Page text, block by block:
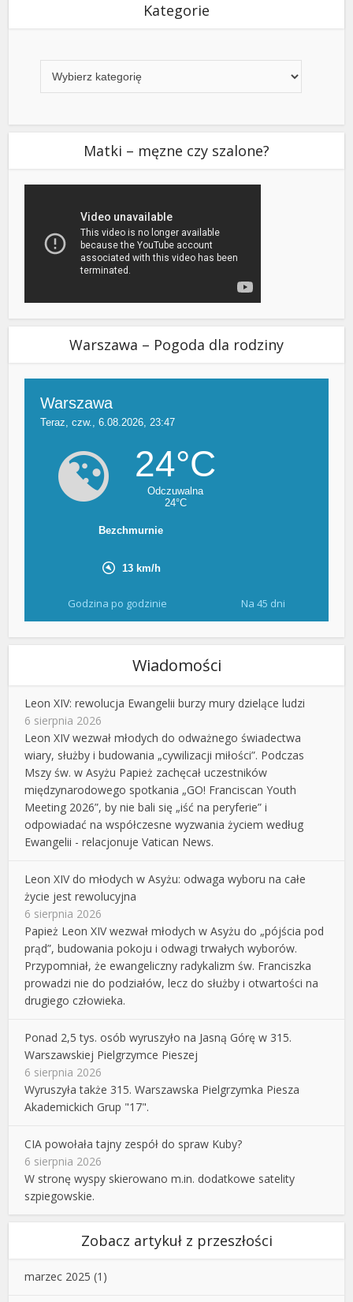
Kategorie
Matki – męzne czy szalone?
Warszawa – Pogoda dla rodziny
Godzina po godzinie Na 45 dni
Wiadomości
Leon XIV: rewolucja Ewangelii burzy mury dzielące ludzi
6 sierpnia 2026
Leon XIV wezwał młodych do odważnego świadectwa
wiary, służby i budowania „cywilizacji miłości”. Podczas
Mszy św. w Asyżu Papież zachęcał uczestników
międzynarodowego spotkania „GO! Franciscan Youth
Meeting 2026”, by nie bali się „iść na peryferie” i
odpowiadać na współczesne wyzwania życiem według
Ewangelii - relacjonuje Vatican News.
Leon XIV do młodych w Asyżu: odwaga wyboru na całe
życie jest rewolucyjna
6 sierpnia 2026
Papież Leon XIV wezwał młodych w Asyżu do „pójścia pod
prąd”, budowania pokoju i odwagi trwałych wyborów.
Przypomniał, że ewangeliczny radykalizm św. Franciszka
prowadzi nie do podziałów, lecz do służby i otwartości na
drugiego człowieka.
Ponad 2,5 tys. osób wyruszyło na Jasną Górę w 315.
Warszawskiej Pielgrzymce Pieszej
6 sierpnia 2026
Wyruszyła także 315. Warszawska Pielgrzymka Piesza
Akademickich Grup "17".
CIA powołała tajny zespół do spraw Kuby?
6 sierpnia 2026
W stronę wyspy skierowano m.in. dodatkowe satelity
szpiegowskie.
Zobacz artykuł z przeszłości
marzec 2025 (1)